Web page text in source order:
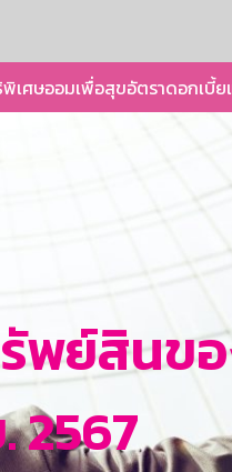
พิเศษออมเพื่อสุขอัตราดอกเบี้ย
พย์สินข
2567